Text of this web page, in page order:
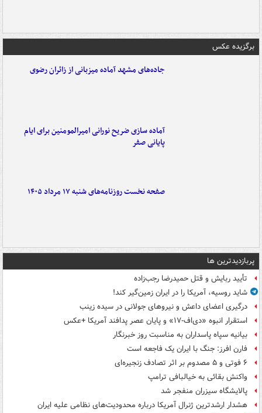
برگزیده عکس
جاده‌های مشهد آماده میزبانی از زائران رضوی
آماده سازی ضریح نورانی امیرالمومنین برای ایام
پایانی صفر
صفحه نخست روزنامه‌های شنبه ۱۷ مرداد ۱۴۰۵
پربازدیدترین ها
تأیید ربایش و قتل حمیدرضا رجب‌زاده
شاید روسیه، آمریکا را در ایران زمین‌گیر کند!
درگیری اعضای داعش و نیروهای جولانی در سیده زینب
استقرار انبوه «دی‌اف‑۱۷» و پایان عصر پدافند آمریکا +عکس
بیانیه سپاه پاسداران به مناسبت روز خبرنگار
فارن افرز: جنگ با ایران یک فاجعه است
۶ فوتی و ۵ مصدوم بر اثر تصادف زنجیره‌ای
واکنش بقائی به خیالبافی ترامپ
پالایشگاه سیزران منفجر شد
هشدار ارشدترین ژنرال آمریکا درباره محدودیت‌های نظامی علیه ایران